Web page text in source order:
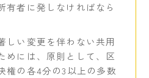
有者に発しなければなら
しい変更を伴わない共用
めには、原則として、区
権の各4分の3以上の多数